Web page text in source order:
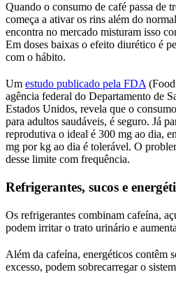
Quando o consumo de café passa de
começa a ativar os rins além do
encontra no mercado misturam isso
Em doses baixas o efeito diurético é
com o hábito.
Um estudo publicado pela FDA
agência federal do Departamento de
Estados Unidos, revela que o
para adultos saudáveis, é seguro. Já
reprodutiva o ideal é 300 mg ao dia,
mg por kg ao dia é tolerável. O
desse limite com frequência.
Refrigerantes, sucos e
Os refrigerantes combinam cafeína,
podem irritar o trato urinário e
Além da cafeína, energéticos contêm
excesso, podem sobrecarregar o